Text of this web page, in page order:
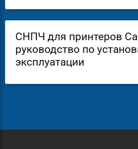
СНПЧ для принтеров
руководство по
эксплуатации